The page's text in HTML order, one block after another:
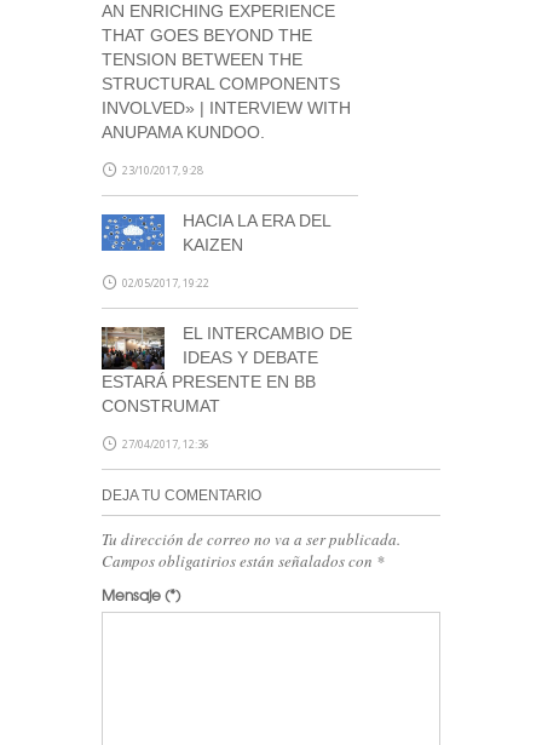
AN ENRICHING EXPERIENCE
THAT GOES BEYOND THE
TENSION BETWEEN THE
STRUCTURAL COMPONENTS
INVOLVED» | INTERVIEW WITH
ANUPAMA KUNDOO.
23/10/2017, 9:28
HACIA LA ERA DEL
KAIZEN
02/05/2017, 19:22
EL INTERCAMBIO DE
IDEAS Y DEBATE
ESTARÁ PRESENTE EN BB
CONSTRUMAT
27/04/2017, 12:36
DEJA TU COMENTARIO
Tu dirección de correo no va a ser publicada.
Campos obligatirios están señalados con *
Mensaje(*)